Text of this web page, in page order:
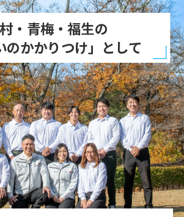
・青梅・福生の
のかかりつけ」として